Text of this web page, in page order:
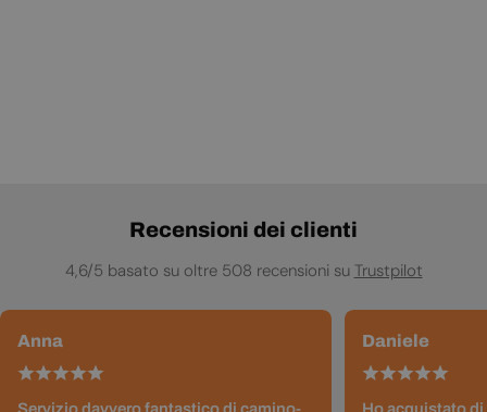
Recensioni dei clienti
4,6/5 basato su oltre 508 recensioni su Trustpilot
Anna Daniele